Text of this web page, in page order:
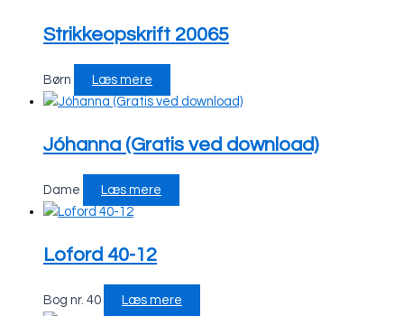
Strikkeopskrift 20065
Børn Læs mere
Jóhanna (Gratis ved download)
Dame Læs mere
Loford 40-12
Bog nr. 40 Læs mere